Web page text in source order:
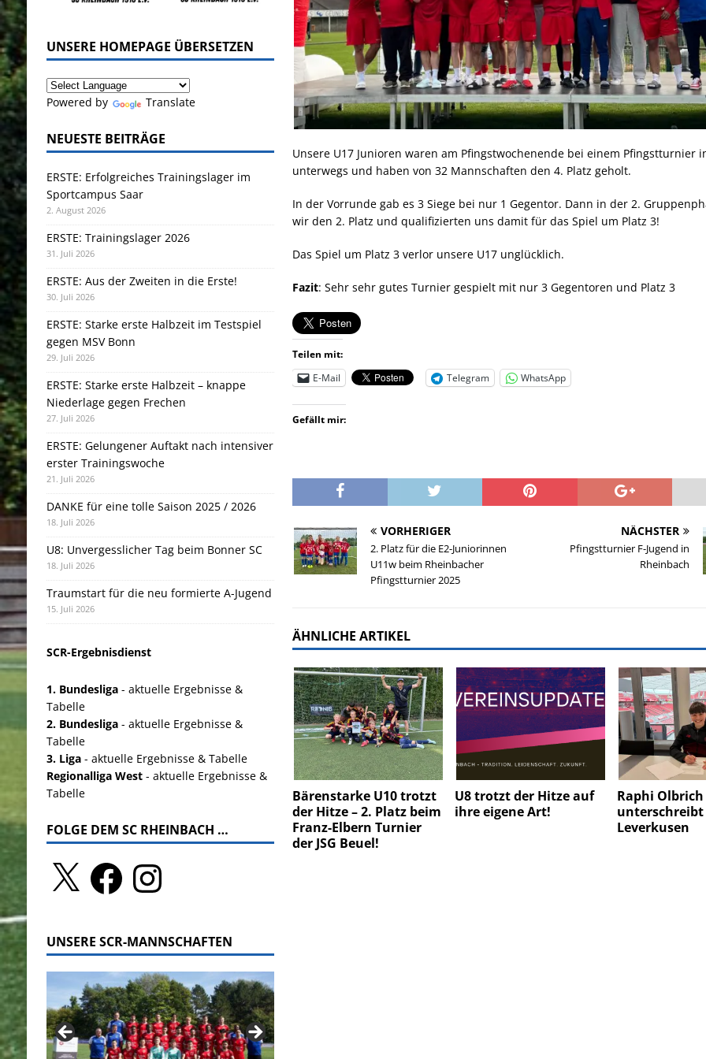
Unsere U17 Junioren waren am Pfingstwochenende bei einem Pfingstturnier
unterwegs und haben von 32 Mannschaften den 4. Platz geholt.
In der Vorrunde gab es 3 Siege bei nur 1 Gegentor. Dann in der 2.
wir den 2. Platz und qualifizierten uns damit für das Spiel um Platz 3!
Das Spiel um Platz 3 verlor unsere U17 unglücklich.
Fazit: Sehr sehr gutes Turnier gespielt mit nur 3 Gegentoren und Platz 3
Teilen mit:
E-Mail
Telegram WhatsApp
Gefällt mir:
VORHERIGER
2. Platz für die E2-Juniorinnen
U11w beim Rheinbacher
Pfingstturnier 2025
NÄCHSTER
Pfingstturnier F-Jugend in
Rheinbach
ÄHNLICHE ARTIKEL
Bärenstarke U10 trotzt
der Hitze – 2. Platz beim
Franz-Elbern Turnier
der JSG Beuel!
U8 trotzt der Hitze auf
ihre eigene Art!
Raphi Olbrich
Leverkusen
UNSERE HOMEPAGE ÜBERSETZEN
Powered by Translate
NEUESTE BEITRÄGE
ERSTE: Erfolgreiches Trainingslager im
Sportcampus Saar
2. August 2026
ERSTE: Trainingslager 2026
31. Juli 2026
ERSTE: Aus der Zweiten in die Erste!
30. Juli 2026
ERSTE: Starke erste Halbzeit im Testspiel
gegen MSV Bonn
29. Juli 2026
ERSTE: Starke erste Halbzeit – knappe
Niederlage gegen Frechen
27. Juli 2026
ERSTE: Gelungener Auftakt nach intensiver
erster Trainingswoche
21. Juli 2026
DANKE für eine tolle Saison 2025 / 2026
18. Juli 2026
U8: Unvergesslicher Tag beim Bonner SC
18. Juli 2026
Traumstart für die neu formierte A-Jugend
15. Juli 2026
SCR-Ergebnisdienst
1. Bundesliga- aktuelle Ergebnisse &
Tabelle
2. Bundesliga - aktuelle Ergebnisse &
Tabelle
3. Liga- aktuelle Ergebnisse & Tabelle
Regionalliga West - aktuelle Ergebnisse &
Tabelle
FOLGE DEM SC RHEINBACH …
UNSERE SCR-MANNSCHAFTEN